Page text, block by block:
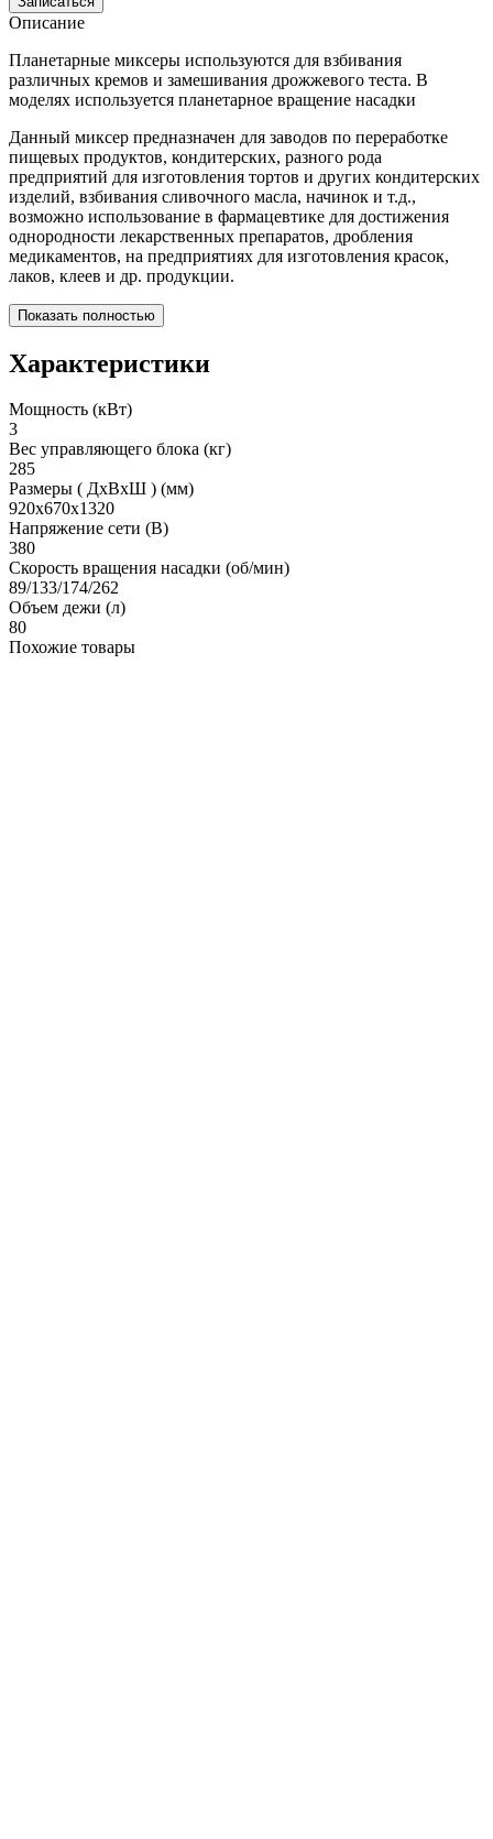
Описание
Планетарные миксеры используются для взбивания
различных кремов и замешивания дрожжевого теста. В
моделях используется планетарное вращение насадки
Данный миксер предназначен для заводов по переработке
пищевых продуктов, кондитерских, разного рода
предприятий для изготовления тортов и других кондитерских
изделий, взбивания сливочного масла, начинок и т.д.,
возможно использование в фармацевтике для достижения
однородности лекарственных препаратов, дробления
медикаментов, на предприятиях для изготовления красок,
лаков, клеев и др. продукции.
Показать полностью
Характеристики
Мощность (кВт)
3
Вес управляющего блока (кг)
285
Размеры ( ДхВхШ ) (мм)
920x670x1320
Напряжение сети (В)
380
Скорость вращения насадки (об/мин)
89/133/174/262
Объем дежи (л)
80
Похожие товары